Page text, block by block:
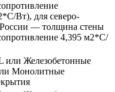
Вт), для северо-
— толщина стены
4,395 м2*С/
или Железобетонные
Монолитные